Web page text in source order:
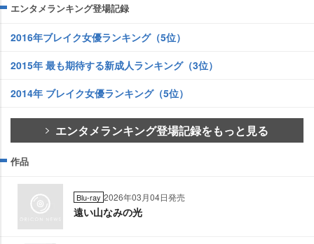
エンタメランキング登場記録
2016年ブレイク女優ランキング（5位）
2015年 最も期待する新成人ランキング（3位）
2014年 ブレイク女優ランキング（5位）
エンタメランキング登場記録をもっと見る
作品
Blu-ray 2026年03月04日発売
遠い山なみの光